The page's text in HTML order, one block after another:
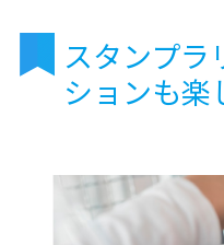
スタンプラ
ションも楽